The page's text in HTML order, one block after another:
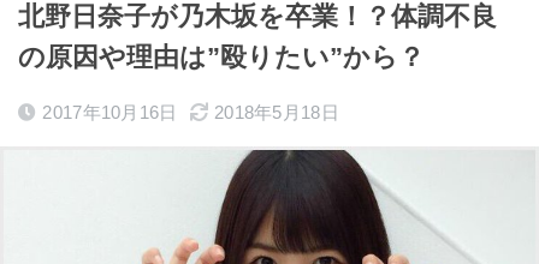
北野日奈子が乃木坂を卒業！？体調不良
の原因や理由は”殴りたい”から？
2017年10月16日 2018年5月18日